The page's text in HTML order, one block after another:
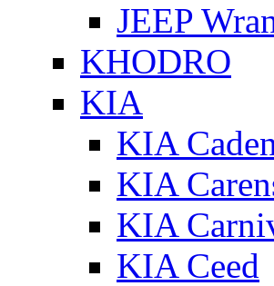
JEEP
KHODRO
KIA
KIA
KIA
KIA
KIA Ceed